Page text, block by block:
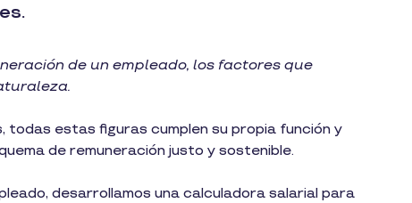
de un empleado, los factores que
estas figuras cumplen su propia función y
de remuneración justo y sostenible.
desarrollamos una calculadora salarial para